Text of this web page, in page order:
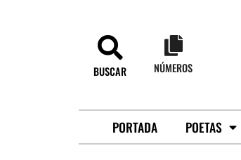
BUSCAR NÚMEROS
PORTADA POETAS